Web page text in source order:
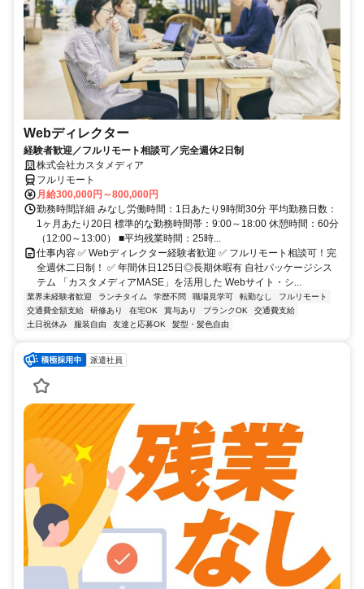
Webディレクター
経験者歓迎／フルリモート相談可／完全週休2日制
株式会社カスタメディア
フルリモート
月給300,000円～800,000円
勤務時間詳細 みなし労働時間：1日あたり9時間30分 平均勤務日数：
1ヶ月あたり20日 標準的な勤務時間帯：9:00～18:00 休憩時間：60分
（12:00～13:00） ■平均残業時間：25時...
仕事内容 ✅ Webディレクター経験者歓迎 ✅ フルリモート相談可！完
全週休二日制！ ✅ 年間休日125日◎長期休暇有 自社パッケージシス
テム 「カスタメディアMASE」を活用した Webサイト・シ...
業界未経験者歓迎 ランチタイム 学歴不問 職場見学可 転勤なし
フルリモート
交通費全額支給
研修あり 在宅OK 賞与あり ブランクOK
交通費支給
土日祝休み
服装自由 友達と応募OK 髪型・髪色自由
派遣社員